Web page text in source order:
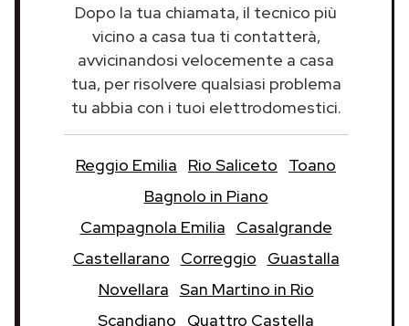
Dopo la tua chiamata, il tecnico più
vicino a casa tua ti contatterà,
avvicinandosi velocemente a casa
tua, per risolvere qualsiasi problema
tu abbia con i tuoi elettrodomestici.
Reggio Emilia Rio Saliceto
Toano
Bagnolo in Piano
Campagnola Emilia
Casalgrande
Castellarano
Correggio
Guastalla
Novellara San Martino in Rio
Scandiano
Quattro Castella